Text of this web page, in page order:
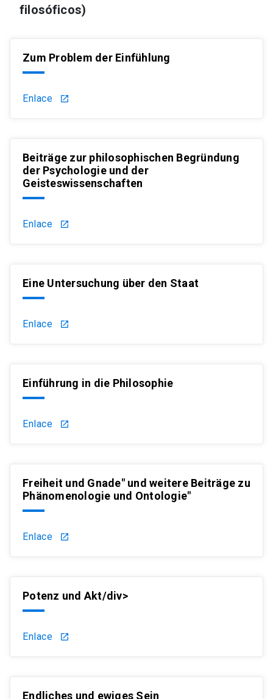
filosóficos)
Zum Problem der Einfühlung
Enlace launch
Beiträge zur philosophischen Begründung
der Psychologie und der
Geisteswissenschaften
Enlace launch
Eine Untersuchung über den Staat
Enlace launch
Einführung in die Philosophie
Enlace launch
Freiheit und Gnade" und weitere Beiträge zu
Phänomenologie und Ontologie"
Enlace launch
Potenz und Akt/div>
Enlace launch
Endliches und ewiges Sein